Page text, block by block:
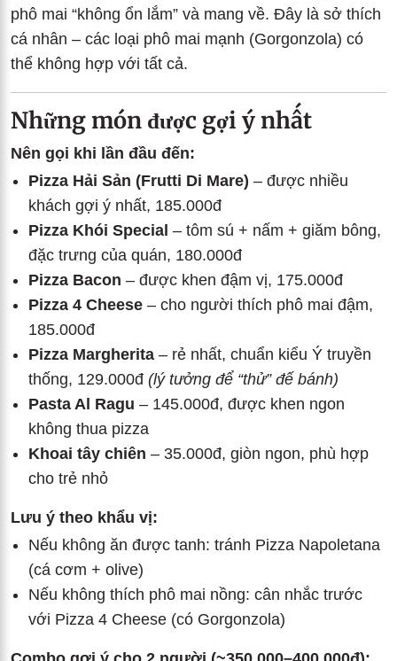
phô mai “không ổn lắm” và mang về. Đây là sở thích
cá nhân – các loại phô mai mạnh (Gorgonzola) có
thể không hợp với tất cả.
Những món được gợi ý nhất
Nên gọi khi lần đầu đến:
Pizza Hải Sản (Frutti Di Mare) – được nhiều
khách gợi ý nhất, 185.000đ
Pizza Khói Special – tôm sú + nấm + giăm bông,
đặc trưng của quán, 180.000đ
Pizza Bacon – được khen đậm vị, 175.000đ
Pizza 4 Cheese – cho người thích phô mai đậm,
185.000đ
Pizza Margherita – rẻ nhất, chuẩn kiểu Ý truyền
thống, 129.000đ (lý tưởng để “thử” đế bánh)
Pasta Al Ragu – 145.000đ, được khen ngon
không thua pizza
Khoai tây chiên – 35.000đ, giòn ngon, phù hợp
cho trẻ nhỏ
Lưu ý theo khẩu vị:
Nếu không ăn được tanh: tránh Pizza Napoletana
(cá cơm + olive)
Nếu không thích phô mai nồng: cân nhắc trước
với Pizza 4 Cheese (có Gorgonzola)